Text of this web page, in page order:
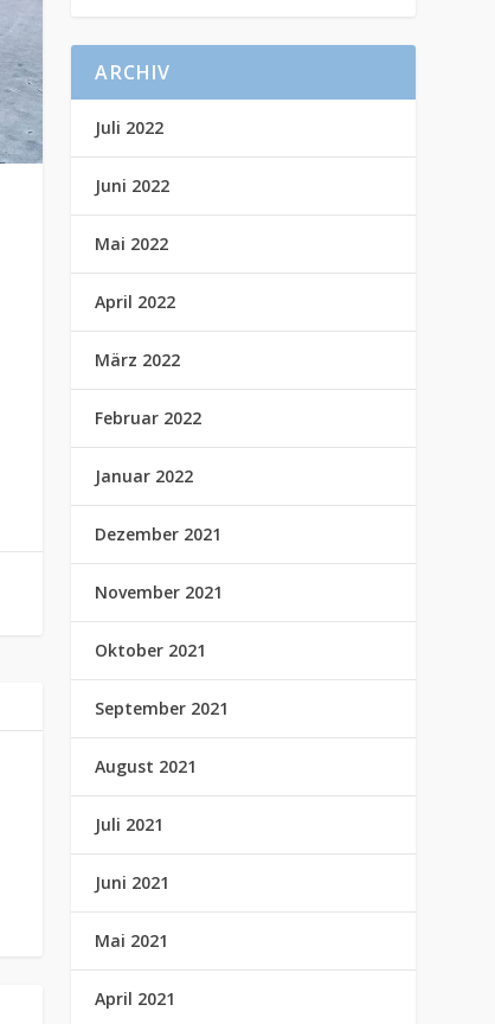
ARCHIV
Juli 2022
Juni 2022
Mai 2022
April 2022
März 2022
Februar 2022
Januar 2022
Dezember 2021
November 2021
Oktober 2021
September 2021
August 2021
Juli 2021
Juni 2021
Mai 2021
April 2021